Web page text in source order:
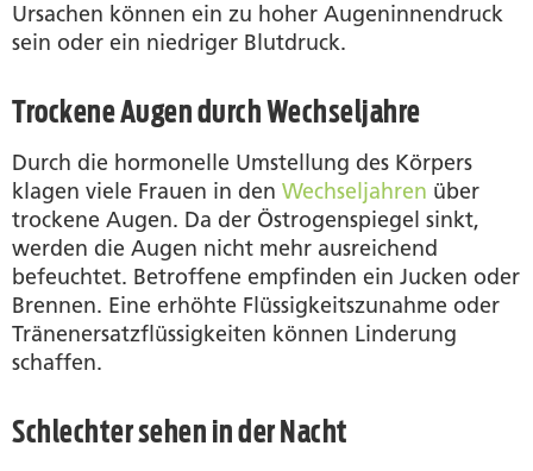
Ursachen können ein zu hoher Augeninnendruck
sein oder ein niedriger Blutdruck.
Trockene Augen durch Wechseljahre
Durch die hormonelle Umstellung des Körpers
klagen viele Frauen in den Wechseljahren über
trockene Augen. Da der Östrogenspiegel sinkt,
werden die Augen nicht mehr ausreichend
befeuchtet. Betroffene empfinden ein Jucken oder
Brennen. Eine erhöhte Flüssigkeitszunahme oder
Tränenersatzflüssigkeiten können Linderung
schaffen.
Schlechter sehen in der Nacht